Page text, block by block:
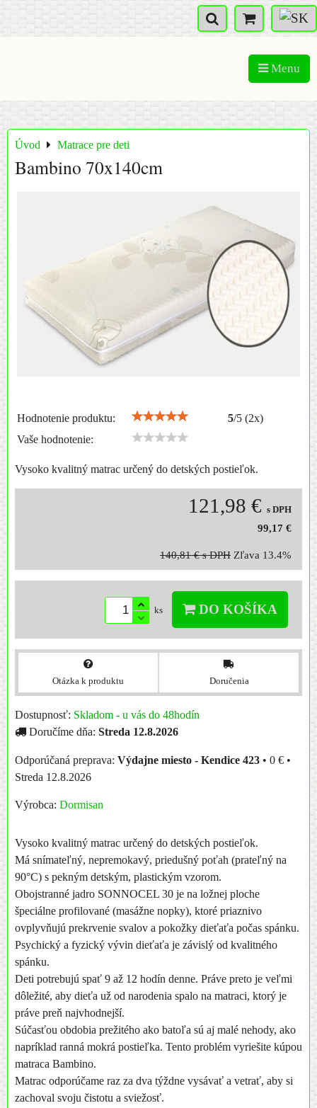
Menu
Úvod Matrace pre deti
Bambino 70x140cm
Hodnotenie produktu: 5/5 (2x)
Vaše hodnotenie:
Vysoko kvalitný matrac určený do detských postieľok.
121,98 € s DPH
99,17 €
140,81 € s DPH Zľava 13.4%
ks DO KOŠÍKA
Otázka k produktu Doručenia
Dostupnosť: Skladom - u vás do 48hodín
Doručíme dňa: Streda 12.8.2026
Výdajne miesto - Kendice 423 • 0 € •
Streda 12.8.2026
Výrobca: Dormisan
Vysoko kvalitný matrac určený do detských postieľok.
Má snímateľný, nepremokavý, priedušný poťah (prateľný na
90°C) s pekným detským, plastickým vzorom.
Obojstranné jadro SONNOCEL 30 je na ložnej ploche
špeciálne profilované (masážne nopky), ktoré priaznivo
ovplyvňujú prekrvenie svalov a pokožky dieťaťa počas spánku.
Psychický a fyzický vývin dieťaťa je závislý od kvalitného
spánku.
Deti potrebujú spať 9 až 12 hodín denne. Práve preto je veľmi
dôležité, aby dieťa už od narodenia spalo na matraci, ktorý je
práve preň najvhodnejší.
Súčasťou obdobia prežitého ako batoľa sú aj malé nehody, ako
napríklad ranná mokrá postieľka. Tento problém vyriešite kúpou
matraca Bambino.
Matrac odporúčame raz za dva týždne vysávať a vetrať, aby si
zachoval svoju čistotu a sviežosť.